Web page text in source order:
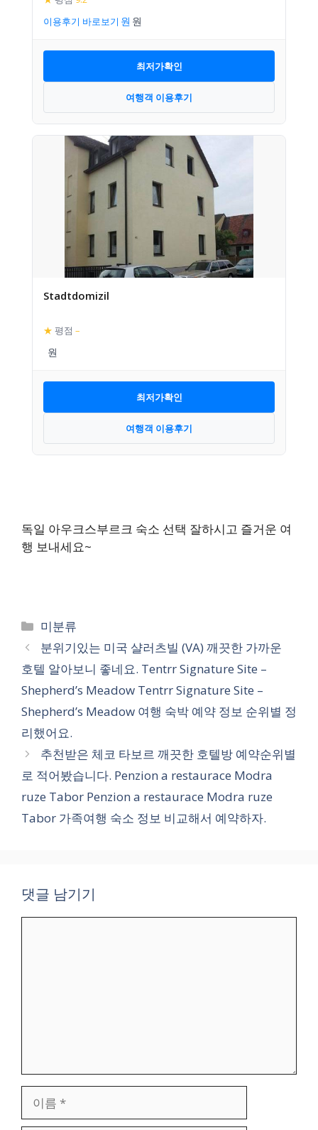
이용후기 바로보기
최저가확인
여행객 이용후기
Stadtdomizil
★ 평점 –
최저가확인
여행객 이용후기
독일 아우크스부르크 숙소 선택 잘하시고 즐거운 여
행 보내세요~
카
테
고
리
미분류
분위기있는 미국 샬러츠빌 (VA) 깨끗한 가까운
호텔 알아보니 좋네요. Tentrr Signature Site –
Shepherd’s Meadow Tentrr Signature Site –
Shepherd’s Meadow 여행 숙박 예약 정보 순위별 정
리했어요.
추천받은 체코 타보르 깨끗한 호텔방 예약순위별
로 적어봤습니다. Penzion a restaurace Modra
ruze Tabor Penzion a restaurace Modra ruze
Tabor 가족여행 숙소 정보 비교해서 예약하자.
댓글 남기기